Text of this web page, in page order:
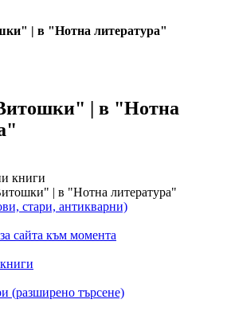
| в "Нотна литература"
| в "Нотна
книги
| в "Нотна литература"
стари, антикварни)
сайта към момента
(разширено търсене)